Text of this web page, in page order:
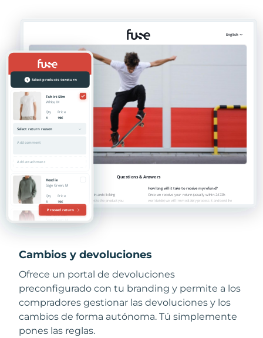
Cambios y devoluciones
Ofrece un portal de devoluciones
preconfigurado con tu branding y permite a los
compradores gestionar las devoluciones y los
cambios de forma autónoma. Tú simplemente
pones las reglas.